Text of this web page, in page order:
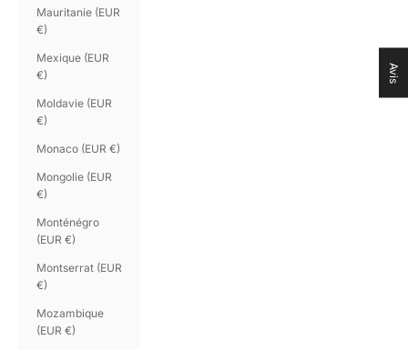
Mauritanie (EUR
€)
Mexique (EUR
€)
Moldavie (EUR
€)
Monaco (EUR €)
Mongolie (EUR
€)
Monténégro
(EUR €)
Montserrat (EUR
€)
Mozambique
(EUR €)
Avis